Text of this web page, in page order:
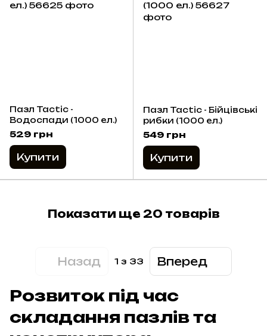
Пазл Tactic -
Водоспади (1000 ел.)
529 грн
Купити
Пазл Tactic - Бійцівські
рибки (1000 ел.)
549 грн
Купити
Показати ще 20 товарів
Назад 1 з 33 Вперед
Розвиток під час
складання пазлів та